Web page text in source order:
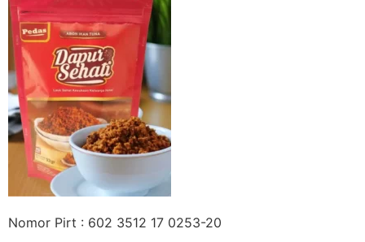
Nomor Pirt : 602 3512 17 0253-20